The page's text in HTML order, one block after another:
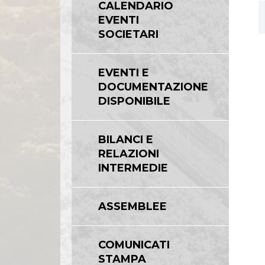
Linee Guida del Gruppo ASPI
CALENDARIO
EVENTI
SOCIETARI
EVENTI E
DOCUMENTAZIONE
DISPONIBILE
BILANCI E
RELAZIONI
INTERMEDIE
ASSEMBLEE
COMUNICATI
STAMPA